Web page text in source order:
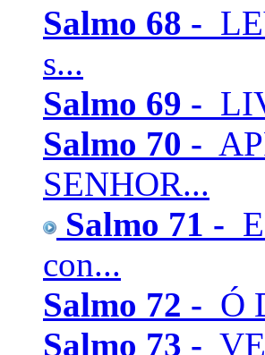
Salmo 68 -
s...
Salmo 69 -
Salmo 70 -
SENHOR...
Salmo 71 -
con...
Salmo 72 - Ó
Salmo 73 -